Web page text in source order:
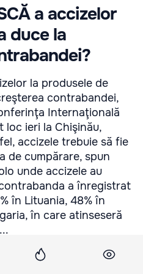
a accizelor
duce la
la produsele de
contrabandei,
Internaţională
loc ieri la Chişinău,
accizele trebuie să fie
de cumpărare, spun
unde accizele au
a înregistrat
în Lituania, 48% în
în care atinseseră